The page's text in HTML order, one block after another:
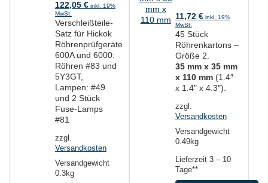
122,05 € inkl. 19%
MwSt.
Verschleißteile-
Satz für Hickok
Röhrenprüfgeräte
600A und 6000:
Röhren #83 und
5Y3GT,
Lampen: #49
und 2 Stück
Fuse-Lamps
#81
zzgl.
Versandkosten
Versandgewicht
0.3kg
11,72 € inkl. 19%
MwSt.
45 Stück
Röhrenkartons –
Größe 2.
35 mm x 35 mm
x 110 mm(1.4″
x 1.4″ x 4.3″).
zzgl.
Versandkosten
Versandgewicht
0.49kg
Lieferzeit 3 – 10
Tage**